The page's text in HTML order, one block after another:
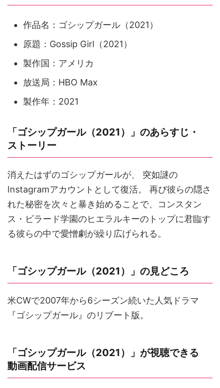
作品名：ゴシップガール（2021）
原題：Gossip Girl（2021）
製作国：アメリカ
放送局：HBO Max
製作年：2021
「ゴシップガール（2021）」のあらすじ・
ストーリー
消えたはずのゴシップガールが、 突如謎の
Instagramアカウントとして復活。 再び彼らの隠さ
れた秘密を次々と暴き始めることで、コンスタン
ス・ビラード学園のヒエラルキーのトップに君臨す
る彼らの中で愛憎劇が繰り広げられる。
「ゴシップガール（2021）」の見どころ
米CWで2007年から6シーズン続いた人気ドラマ
『ゴシップガール』のリブート版。
「ゴシップガール（2021）」が視聴できる
動画配信サービス